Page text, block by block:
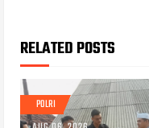
RELATED POSTS
POLRI